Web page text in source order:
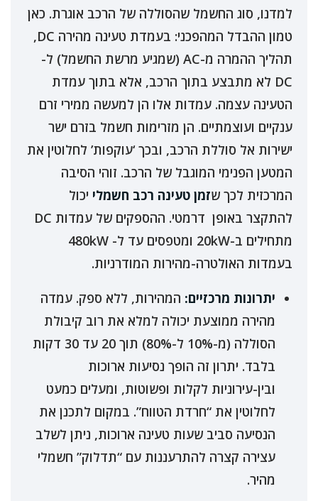
למדנו, סוג החשמל שהסוללה של הרכב אוגרת. כאן
טמון ההבדל המהפכני: בעמדת טעינה מהירה DC,
תהליך ההמרה מ-AC (שמגיע מרשת החשמל) ל-
DC לא מתבצע בתוך הרכב, אלא בתוך עמדת
הטעינה עצמה. עמדות אלו הן למעשה ממירי זרם
ענקיים ועוצמתיים. הן מזרימות חשמל בזרם ישר
ישירות אל סוללת הרכב, ובכך ‘עוקפות’ לחלוטין את
המטען הפנימי המוגבל של הרכב. זוהי הסיבה
המרכזית לכך שזמן טעינה רכב חשמלי יכול
להתקצר באופן דרמטי. ההספקים של עמדות DC
מתחילים ב-20kW ומטפסים עד ל- 480kW
בעמדות האולטרה-מהירות המודרניות.
יתרונות מרכזיים: המהירות, ללא ספק. עמדה
מהירה ממוצעת יכולה למלא את רוב קיבולת
הסוללה (מ-10% ל-80%) תוך 20 עד 30 דקות
בלבד. יתרון זה הופך נסיעות ארוכות
ובין-עירוניות לקלות ופשוטות, ומעלים כמעט
לחלוטין את “חרדת הטווח”. במקום לתכנן את
הנסיעה סביב שעות טעינה ארוכות, ניתן לשלב
עצירה קצרה להתרעננות עם “תדלוק” חשמלי
מהיר.